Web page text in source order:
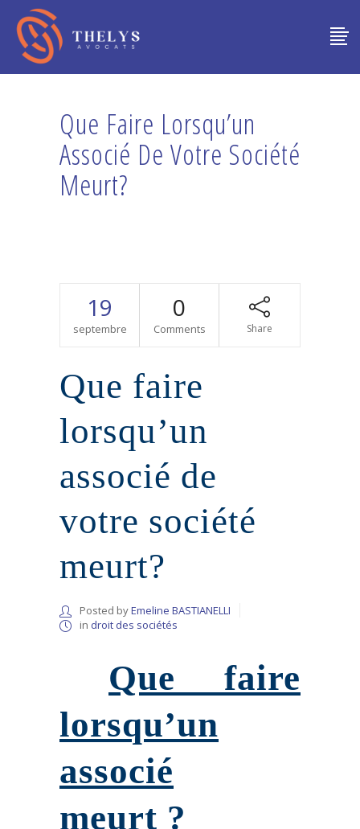
Que Faire Lorsqu’un
Associé De Votre Société
Meurt?
19
septembre
0
Comments Share
Que faire
lorsqu’un
associé de
votre société
meurt?
Posted byEmeline BASTIANELLI
in droit des sociétés
Que faire
lorsqu’un
associé
meurt ?